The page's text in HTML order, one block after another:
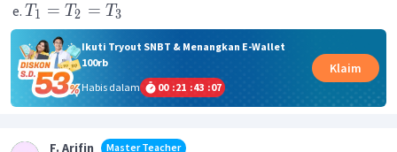
T1 = T2 = T3
Ikuti Tryout SNBT & Menangkan E-Wallet
100rb
Habis dalam
00 :21 :43 :06
Klaim
F. Arifin Master Teacher